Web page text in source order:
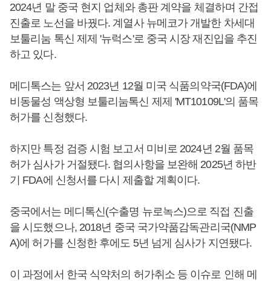
2024년 말 중국 현지 업체와 총판 계약을 체결하며 간접
진출로 노선을 바꿨다. 계열사 뉴메코가 개발한 차세대
보툴리눔 톡신 제제 '뉴럭스'로 중국 시장 재진입을 추진
하고 있다.
메디톡스는 앞서 2023년 12월 미국 식품의약국(FDA)에
비동물성 액상형 보툴리눔톡신 제제 'MT10109L'의 품목
허가를 신청했다.
하지만 특정 검증 시험 보고서 미비로 2024년 2월 품목
허가 심사가 거절됐다. 협의사항을 보완해 2025년 하반
기 FDA에 신청서를 다시 제출할 계획이다.
중국에서는 메디톡신(수출명 뉴로녹스)으로 직접 진출
을 시도했으나, 2018년 중국 국가약품감독관리국(NMP
A)에 허가를 신청한 후에도 5년 넘게 심사가 지연됐다.
이 과정에서 한국 식약처의 허가취소 등 이슈로 인해 메